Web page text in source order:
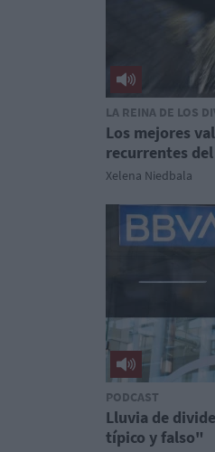
LA REINA DE LOS
Los mejores
recurrentes
Xelena Niedbala
PODCAST
Lluvia de
típico y falso"